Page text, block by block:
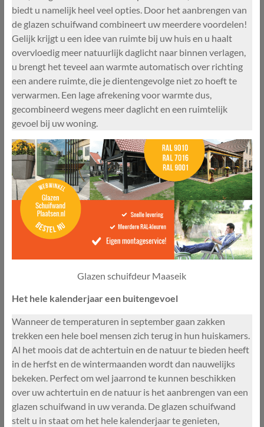
biedt u namelijk heel veel opties. Door het aanbrengen van
de glazen schuifwand combineert uw meerdere voordelen!
Gelijk krijgt u een idee van ruimte bij uw huis en u haalt
overvloedig meer natuurlijk daglicht naar binnen verlagen,
u brengt het teveel aan warmte automatisch over richting
een andere ruimte, die je dientengevolge niet zo hoeft te
verwarmen. Een lage afrekening voor warmte dus,
gecombineerd wegens meer daglicht en een ruimtelijk
gevoel bij uw woning.
Glazen schuifdeur Maaseik
Het hele kalenderjaar een buitengevoel
Wanneer de temperaturen in september gaan zakken
trekken een hele boel mensen zich terug in hun huiskamers.
Al het moois dat de achtertuin en de natuur te bieden heeft
in de herfst en de wintermaanden wordt dan nauwelijks
bekeken. Perfect om wel jaarrond te kunnen beschikken
over uw achtertuin en de natuur is het aanbrengen van een
glazen schuifwand in uw veranda. De glazen schuifwand
stelt u in staat om het hele kalenderjaar te genieten,